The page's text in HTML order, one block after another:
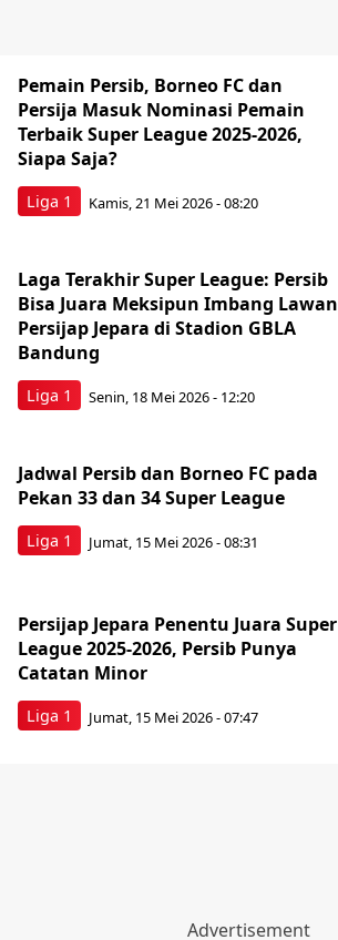
Liga 1
Pemain Persib, Borneo FC dan
Persija Masuk Nominasi Pemain
Terbaik Super League 2025-2026,
Siapa Saja?
Kamis, 21 Mei 2026 - 08:20
Liga 1
Laga Terakhir Super League: Persib
Bisa Juara Meksipun Imbang Lawan
Persijap Jepara di Stadion GBLA
Bandung
Senin, 18 Mei 2026 - 12:20
Liga 1
Jadwal Persib dan Borneo FC pada
Pekan 33 dan 34 Super League
Jumat, 15 Mei 2026 - 08:31
Liga 1
Persijap Jepara Penentu Juara Super
League 2025-2026, Persib Punya
Catatan Minor
Jumat, 15 Mei 2026 - 07:47